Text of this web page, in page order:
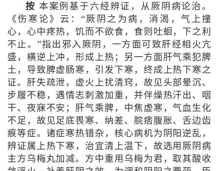
按 本案例基于六经辨证，从厥阴病论治。
《伤寒论》云：“厥阴之为病，消渴，气上撞
心，心中疼热，饥而不欲食，食则吐蛔，下之利
不止。”指出邪入厥阴，一方面可致肝经相火亢
盛，横逆上冲，形成上热；另一方面肝气乘犯脾
土，导致脾虚肠寒，引发下寒，终成上热下寒之
证。肝失疏泄，虚火上扰清窍，故见头部晕沉、
步履不稳，遇情志刺激加重，并伴燥热汗出、咽
干、夜寐不安；肝气乘脾，中焦虚寒，气血生化
不足，故见足底畏寒、纳差、脘痞腹胀、舌边齿
痕等症。诸症寒热错杂，核心病机为阴阳逆乱，
辨证属上热下寒，治宜清上温下，故选用厥阴病
主方乌梅丸加减。方中重用乌梅为君，取其酸收